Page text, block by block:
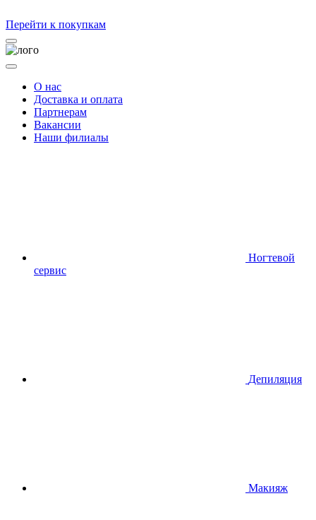
Перейти к покупкам
О нас
Доставка и оплата
Партнерам
Вакансии
Наши филиалы
Ногтевой
сервис
Депиляция
Макияж